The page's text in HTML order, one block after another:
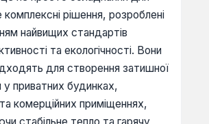
комплексні рішення, розроблені
найвищих стандартів
та екологічності. Вони
для створення затишної
приватних будинках,
комерційних приміщеннях,